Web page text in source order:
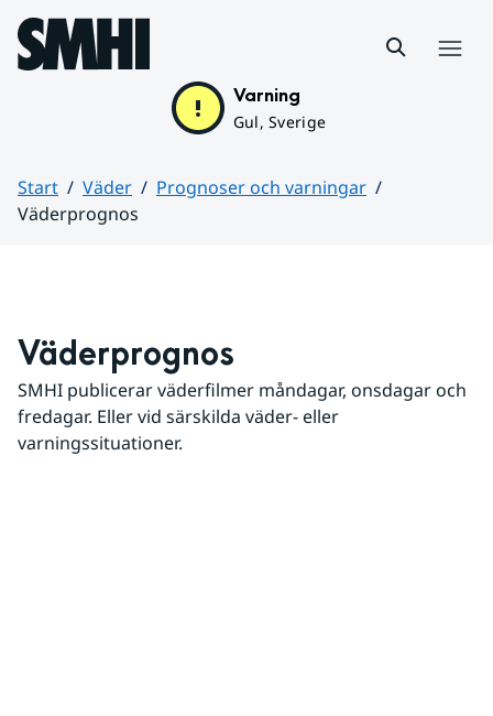
Hoppa till sidans innehåll
Varning
Gul, Sverige
Start Väder
Prognoser och varningar
Väderprognos
Väderprognos
SMHI publicerar väderfilmer måndagar, onsdagar och
fredagar. Eller vid särskilda väder- eller
varningssituationer.